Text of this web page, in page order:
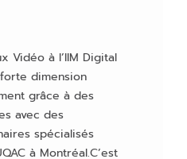
Vidéo à l’IIM Digital
dimension
grâce à des
avec des
spécialisés
à Montréal.C’est